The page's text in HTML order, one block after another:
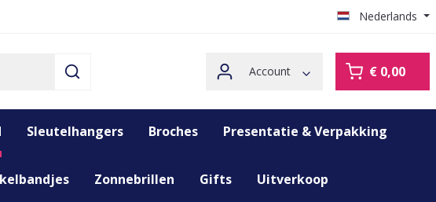
Nederlands
Account € 0,00
Sleutelhangers Broches Presentatie & Verpakking
Zonnebrillen Gifts Uitverkoop